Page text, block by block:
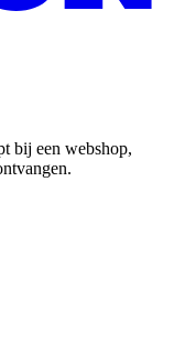
bij een webshop,